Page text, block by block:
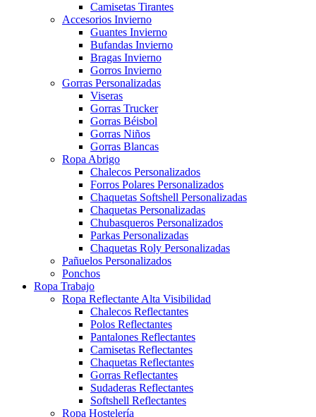
Camisetas Tirantes
Accesorios Invierno
Guantes Invierno
Bufandas Invierno
Bragas Invierno
Gorros Invierno
Gorras Personalizadas
Viseras
Gorras Trucker
Gorras Béisbol
Gorras Niños
Gorras Blancas
Ropa Abrigo
Chalecos Personalizados
Forros Polares Personalizados
Chaquetas Softshell Personalizadas
Chaquetas Personalizadas
Chubasqueros Personalizados
Parkas Personalizadas
Chaquetas Roly Personalizadas
Pañuelos Personalizados
Ponchos
Ropa Trabajo
Ropa Reflectante Alta Visibilidad
Chalecos Reflectantes
Polos Reflectantes
Pantalones Reflectantes
Camisetas Reflectantes
Chaquetas Reflectantes
Gorras Reflectantes
Sudaderas Reflectantes
Softshell Reflectantes
Ropa Hostelería